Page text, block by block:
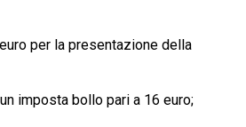
per la presentazione della
imposta bollo pari a 16 euro;